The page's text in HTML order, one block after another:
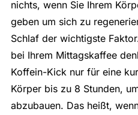
nichts, wenn Sie Ihrem
geben um sich zu
Schlaf der wichtigste
bei Ihrem Mittagskaffee
Koffein-Kick nur für eine
Körper bis zu 8 Stunden,
abzubauen. Das heißt,